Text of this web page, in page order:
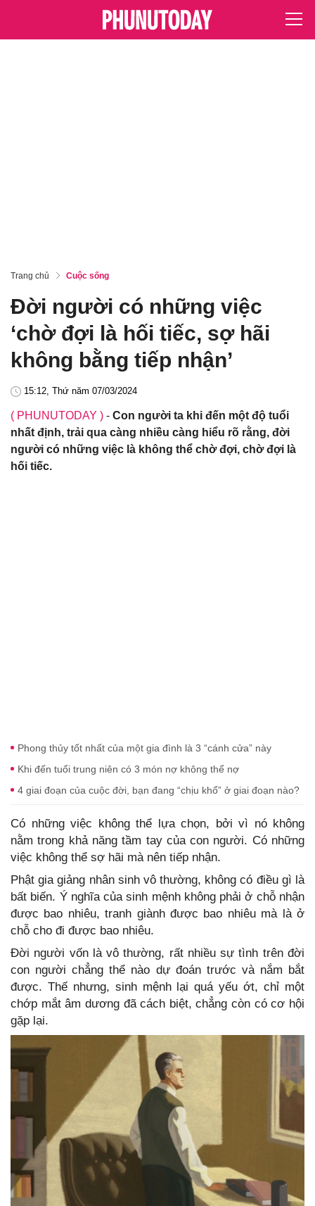
Trang chủ Cuộc sống
Đời người có những việc
‘chờ đợi là hối tiếc, sợ hãi
không bằng tiếp nhận’
15:12, Thứ năm 07/03/2024
( PHUNUTODAY ) - Con người ta khi đến một độ tuổi
nhất định, trải qua càng nhiều càng hiểu rõ rằng, đời
người có những việc là không thể chờ đợi, chờ đợi là
hối tiếc.
Phong thủy tốt nhất của một gia đình là 3 “cánh cửa” này
Khi đến tuổi trung niên có 3 món nợ không thể nợ
4 giai đoạn của cuộc đời, bạn đang “chịu khổ” ở giai đoạn nào?
Có những việc không thể lựa chọn, bởi vì nó không
nằm trong khả năng tầm tay của con người. Có những
việc không thể sợ hãi mà nên tiếp nhận.
Phật gia giảng nhân sinh vô thường, không có điều gì là
bất biến. Ý nghĩa của sinh mệnh không phải ở chỗ nhận
được bao nhiêu, tranh giành được bao nhiêu mà là ở
chỗ cho đi được bao nhiêu.
Đời người vốn là vô thường, rất nhiều sự tình trên đời
con người chẳng thể nào dự đoán trước và nắm bắt
được. Thế nhưng, sinh mệnh lại quá yếu ớt, chỉ một
chớp mắt âm dương đã cách biệt, chẳng còn có cơ hội
gặp lại.